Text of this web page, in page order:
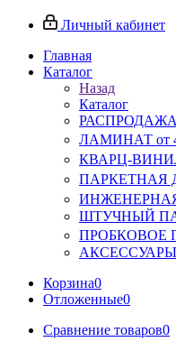
Личный кабинет
Главная
Каталог
Назад
Каталог
РАСПРОДАЖА
ЛАМИНАТ от
КВАРЦ-
ПАРКЕТНАЯ
ИНЖЕНЕРНАЯ
ШТУЧНЫЙ
ПРОБКОВОЕ
АКСЕССУАРЫ
Корзина0
Отложенные0
Сравнение товаров0